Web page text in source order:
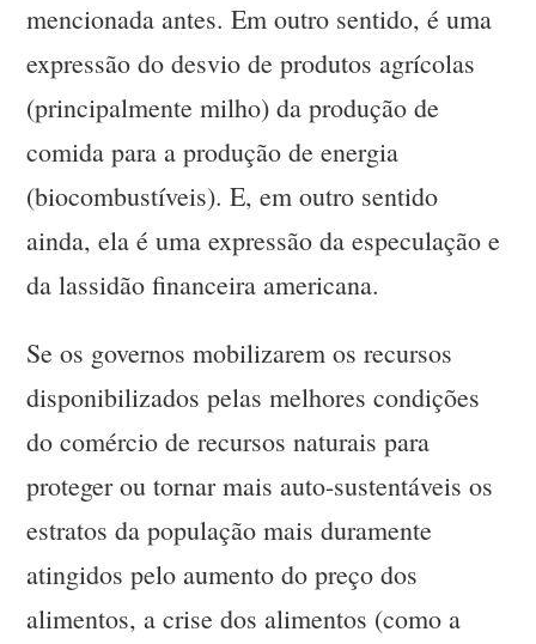
mencionada antes. Em outro sentido, é uma
expressão do desvio de produtos agrícolas
(principalmente milho) da produção de
comida para a produção de energia
(biocombustíveis). E, em outro sentido
ainda, ela é uma expressão da especulação e
da lassidão financeira americana.
Se os governos mobilizarem os recursos
disponibilizados pelas melhores condições
do comércio de recursos naturais para
proteger ou tornar mais auto-sustentáveis os
estratos da população mais duramente
atingidos pelo aumento do preço dos
alimentos, a crise dos alimentos (como a